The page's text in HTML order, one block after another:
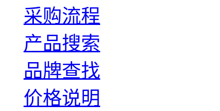
采购流程
产品搜索
品牌查找
价格说明